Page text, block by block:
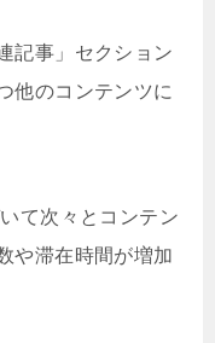
記事」セクション
他のコンテンツに
て次々とコンテン
や滞在時間が増加